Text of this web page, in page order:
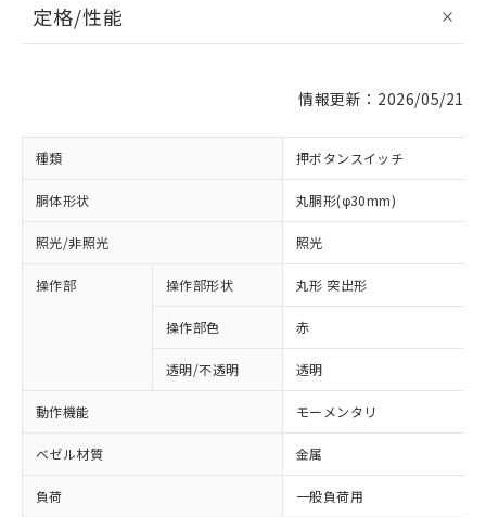
定格/性能
情報更新：2026/05/21
種類 押ボタンスイッチ
胴体形状 丸胴形(φ30mm)
照光/非照光 照光
操作部 操作部形状 丸形 突出形
操作部色 赤
透明/不透明 透明
動作機能 モーメンタリ
ベゼル材質 金属
負荷 一般負荷用